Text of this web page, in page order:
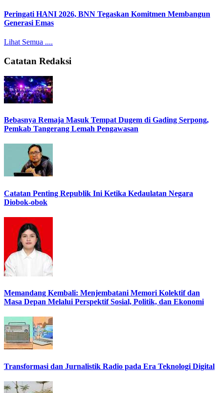
Peringati HANI 2026, BNN Tegaskan Komitmen Membangun
Generasi Emas
Lihat Semua ....
Catatan Redaksi
Bebasnya Remaja Masuk Tempat Dugem di Gading Serpong,
Pemkab Tangerang Lemah Pengawasan
Catatan Penting Republik Ini Ketika Kedaulatan Negara
Diobok-obok
Memandang Kembali: Menjembatani Memori Kolektif dan
Masa Depan Melalui Perspektif Sosial, Politik, dan Ekonomi
Transformasi dan Jurnalistik Radio pada Era Teknologi Digital